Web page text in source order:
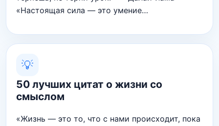
«Настоящая сила — это умение…
💡
50 лучших цитат о жизни со
смыслом
«Жизнь — это то, что с нами происходит, пока